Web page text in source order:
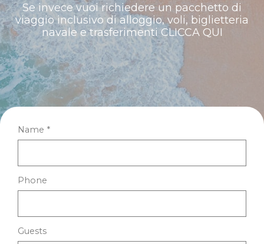
Se invece vuoi richiedere un pacchetto di
viaggio inclusivo di alloggio, voli, biglietteria
navale e trasferimenti CLICCA QUI
Name *
Phone
Guests